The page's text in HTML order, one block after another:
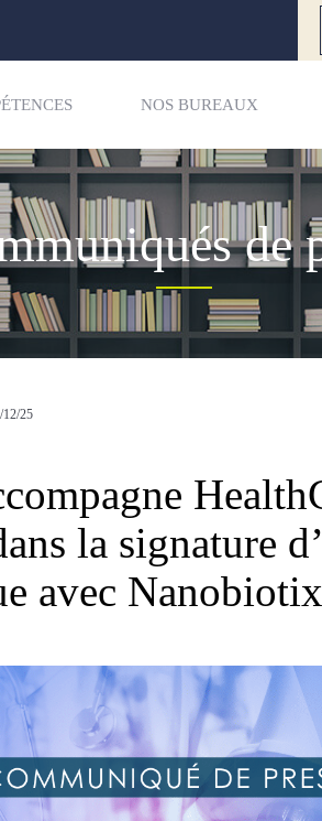
NOS BUREAUX
de
12/25
la signature
avec Nanobiotix